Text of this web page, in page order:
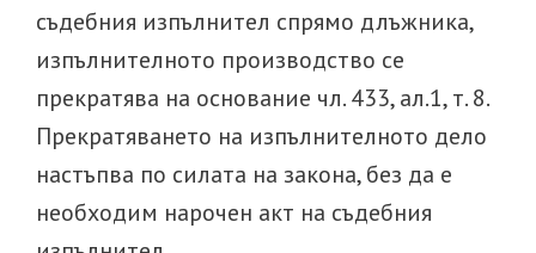
съдебния изпълнител спрямо длъжника,
изпълнителното производство се
прекратява на основание чл. 433, ал.1, т. 8.
Прекратяването на изпълнителното дело
настъпва по силата на закона, без да е
необходим нарочен акт на съдебния